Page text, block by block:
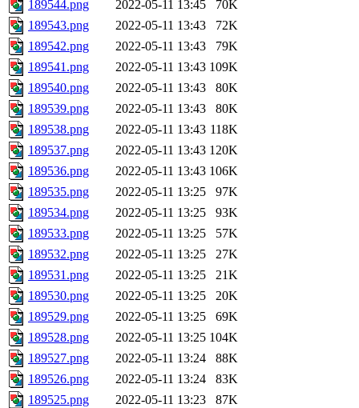
189544.png 2022-05-11 13:45
70K
189543.png
2022-05-11 13:43
72K
189542.png
2022-05-11 13:43
79K
189541.png
2022-05-11 13:43 109K
189540.png
2022-05-11 13:43
80K
189539.png
2022-05-11 13:43
80K
189538.png
2022-05-11 13:43 118K
189537.png
2022-05-11 13:43 120K
189536.png
2022-05-11 13:43 106K
189535.png
2022-05-11 13:25
97K
189534.png
2022-05-11 13:25
93K
189533.png
2022-05-11 13:25
57K
189532.png
2022-05-11 13:25
27K
189531.png
2022-05-11 13:25
21K
189530.png
2022-05-11 13:25
20K
189529.png
2022-05-11 13:25
69K
189528.png
2022-05-11 13:25 104K
189527.png
2022-05-11 13:24
88K
189526.png
2022-05-11 13:24
83K
189525.png
2022-05-11 13:23
87K